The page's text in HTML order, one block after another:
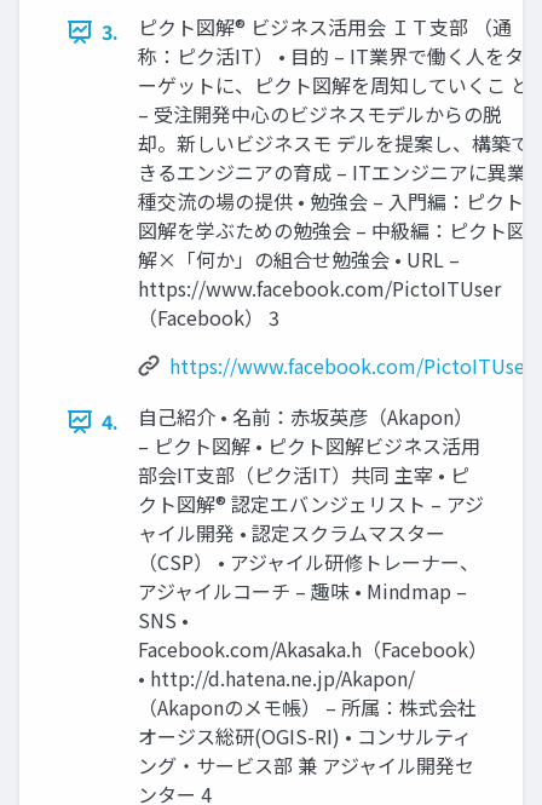
3.
ピクト図解® ビジネス活用会 ＩＴ支部 （通
称：ピク活IT） • 目的 – IT業界で働く人をタ
ーゲットに、ピクト図解を周知していくこ と
– 受注開発中心のビジネスモデルからの脱
却。新しいビジネスモ デルを提案し、構築で
きるエンジニアの育成 – ITエンジニアに異業
種交流の場の提供 • 勉強会 – 入門編：ピクト
図解を学ぶための勉強会 – 中級編：ピクト図
解×「何か」の組合せ勉強会 • URL –
https://www.facebook.com/PictoITUser
（Facebook） 3
https://www.facebook.com/PictoITUser
4.
自己紹介 • 名前：赤坂英彦（Akapon）
– ピクト図解 • ピクト図解ビジネス活用
部会IT支部（ピク活IT）共同 主宰 • ピ
クト図解® 認定エバンジェリスト – アジ
ャイル開発 • 認定スクラムマスター
（CSP） • アジャイル研修トレーナー、
アジャイルコーチ – 趣味 • Mindmap –
SNS •
Facebook.com/Akasaka.h（Facebook）
• http://d.hatena.ne.jp/Akapon/
（Akaponのメモ帳） – 所属：株式会社
オージス総研(OGIS-RI) • コンサルティ
ング・サービス部 兼 アジャイル開発セ
ンター 4